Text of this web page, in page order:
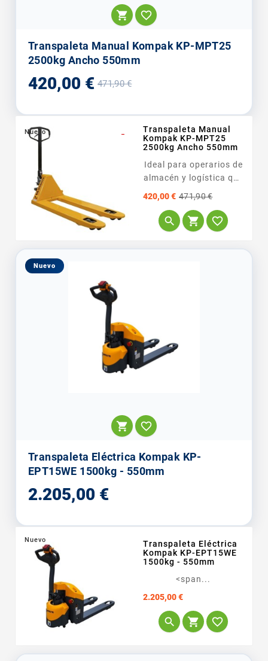
 
Transpaleta Manual Kompak KP-MPT25
2500kg Ancho 550mm
420,00 € 471,90 €
Nuevo
Transpaleta Manual
Kompak KP-MPT25
2500kg Ancho 550mm
Ideal para operarios de
almacén y logística que
buscan una
herramienta robusta
y...
420,00 € 471,90 €
  
Nuevo
 
Transpaleta Eléctrica Kompak KP-
EPT15WE 1500kg - 550mm
2.205,00 €Precio
Nuevo
Transpaleta Eléctrica
Kompak KP-EPT15WE
1500kg - 550mm
<span...
2.205,00 €Precio
  